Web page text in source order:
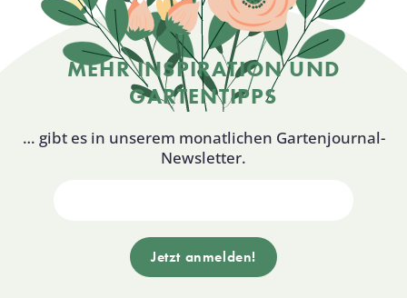
MEHR INSPIRATION UND
GARTENTIPPS
… gibt es in unserem monatlichen Gartenjournal-
Newsletter.